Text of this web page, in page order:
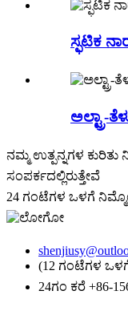
ಸ್ಫಟಿಕ
ಅಲ್ಟ್ರಾ-
ನಮ್ಮ ಉತ್ಪನ್ನಗಳ ಕುರಿತು
ಸಂಪರ್ಕದಲ್ಲಿರುತ್ತೇವೆ
24 ಗಂಟೆಗಳ ಒಳಗೆ
(12 ಗಂಟೆಗಳ
24ಗಂ ಕರೆ +86-